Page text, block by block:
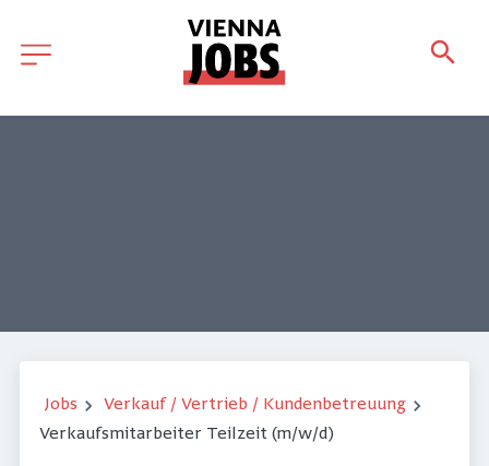
Jobs
Verkauf / Vertrieb / Kundenbetreuung
Verkaufsmitarbeiter Teilzeit (m/w/d)